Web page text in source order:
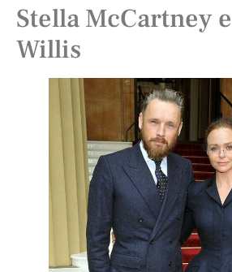
Stella McCartney
Willis